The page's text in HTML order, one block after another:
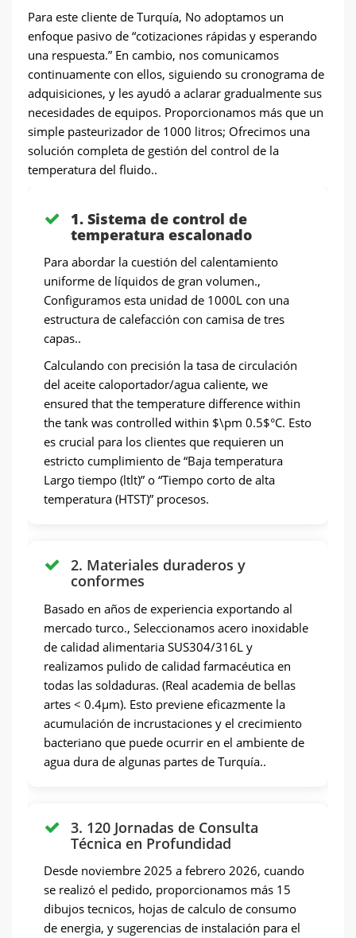
Para este cliente de Turquía, No adoptamos un
enfoque pasivo de “cotizaciones rápidas y esperando
una respuesta.” En cambio, nos comunicamos
continuamente con ellos, siguiendo su cronograma de
adquisiciones, y les ayudó a aclarar gradualmente sus
necesidades de equipos. Proporcionamos más que un
simple pasteurizador de 1000 litros; Ofrecimos una
solución completa de gestión del control de la
temperatura del fluido..
1. Sistema de control de
temperatura escalonado
Para abordar la cuestión del calentamiento
uniforme de líquidos de gran volumen.,
Configuramos esta unidad de 1000L con una
estructura de calefacción con camisa de tres
capas..
Calculando con precisión la tasa de circulación
del aceite caloportador/agua caliente, we
ensured that the temperature difference within
the tank was controlled within $\pm 0.5$°C. Esto
es crucial para los clientes que requieren un
estricto cumplimiento de “Baja temperatura
Largo tiempo (ltlt)” o “Tiempo corto de alta
temperatura (HTST)” procesos.
2. Materiales duraderos y
conformes
Basado en años de experiencia exportando al
mercado turco., Seleccionamos acero inoxidable
de calidad alimentaria SUS304/316L y
realizamos pulido de calidad farmacéutica en
todas las soldaduras. (Real academia de bellas
artes < 0.4μm). Esto previene eficazmente la
acumulación de incrustaciones y el crecimiento
bacteriano que puede ocurrir en el ambiente de
agua dura de algunas partes de Turquía..
3. 120 Jornadas de Consulta
Técnica en Profundidad
Desde noviembre 2025 a febrero 2026, cuando
se realizó el pedido, proporcionamos más 15
dibujos tecnicos, hojas de calculo de consumo
de energia, y sugerencias de instalación para el